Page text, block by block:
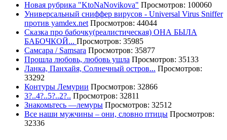
Новая рубрика "KtoNaNovikova" Просмотров: 100060
Универсальный сниффер вирусов - Universal Virus Sniffer
против yamdex.net Просмотров: 44044
Сказка про бабочку(реалистическая) ОНА БЫЛА
БАБОЧКОЙ... Просмотров: 35985
Самсара / Samsara Просмотров: 35877
Прошла любовь, любовь ушла Просмотров: 35133
Ланка, Панхайя, Солнечный остров... Просмотров:
33292
Контуры Лемурии Просмотров: 32866
3?..4?..5?..2?.. Просмотров: 32811
Знакомьтесь —лемуры Просмотров: 32512
Все наши мужчины – они, словно птицы Просмотров:
32336